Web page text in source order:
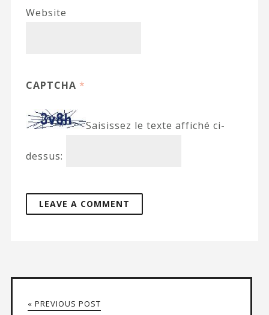
Website
CAPTCHA *
Saisissez le texte affiché ci-
dessus:
« PREVIOUS POST